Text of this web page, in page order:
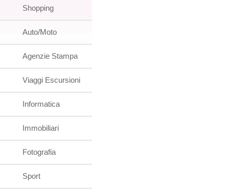
Shopping
Auto/Moto
Agenzie Stampa
Viaggi Escursioni
Informatica
Immobiliari
Fotografia
Sport